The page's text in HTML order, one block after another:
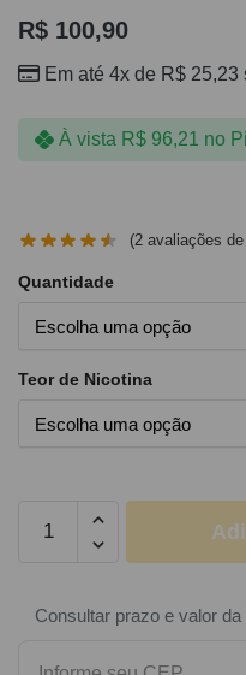
R$ 100,90
Em até 4x de R$ 25,23
À vista R$96,21 no
(2 avaliações
Quantidade
Teor de Nicotina
Consultar prazo e valor da